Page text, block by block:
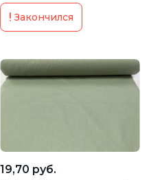
Закончился
19,70 руб.